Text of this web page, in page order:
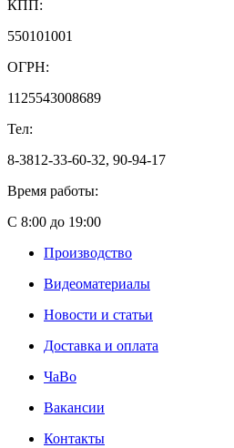
КПП:
550101001
ОГРН:
1125543008689
Тел:
8-3812-33-60-32, 90-94-17
Время работы:
С 8:00 до 19:00
Производство
Видеоматериалы
Новости и статьи
Доставка и оплата
ЧаВо
Вакансии
Контакты